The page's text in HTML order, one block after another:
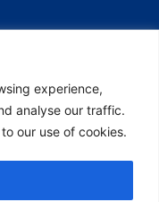
experience,
analyse our traffic.
our use of cookies.
(EECO)